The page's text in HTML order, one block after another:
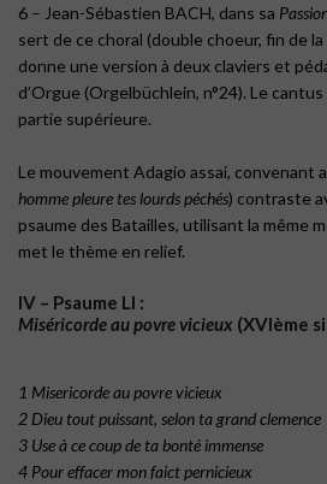
6 – Jean-Sébastien BACH, dans sa
sert de ce choral (double choeur, fin de
donne une version à deux claviers et
d’Orgue (Orgelbüchlein, n°24). Le
partie supérieure.
Le mouvement Adagio assai, convenant
homme pleure tes lourds péchés) contraste
psaume des Batailles, utilisant la même
met le thème en relief.
IV – Psaume LI :
Miséricorde au povre vicieux (XVIème
1 Misericorde au povre vicieux
2 Dieu tout puissant, selon ta grand clemence
3 Use à ce coup de ta bonté immense
4 Pour effacer mon faict pernicieux